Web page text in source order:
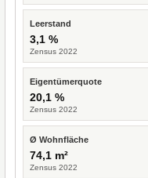
Leerstand
3,1 %
Zensus 2022
Eigentümerquote
20,1 %
Zensus 2022
Ø Wohnfläche
74,1 m²
Zensus 2022